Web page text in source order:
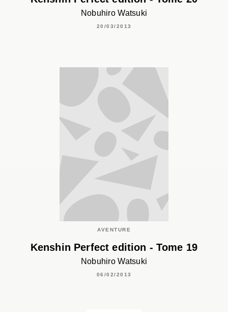
Nobuhiro Watsuki
20/03/2013
AVENTURE
Kenshin Perfect edition - Tome 19
Nobuhiro Watsuki
06/02/2013